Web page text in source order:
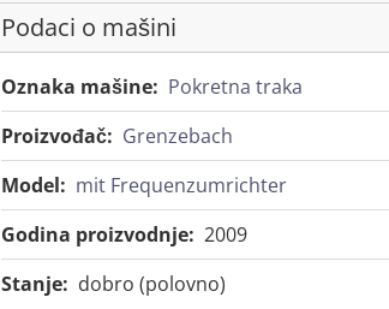
Podaci o mašini
Oznaka mašine: Pokretna traka
Proizvođač: Grenzebach
Model: mit Frequenzumrichter
Godina proizvodnje: 2009
Stanje: dobro (polovno)